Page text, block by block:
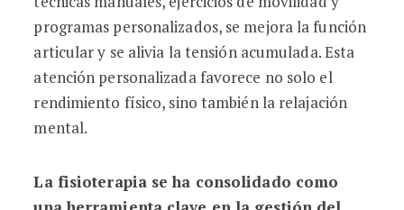
programas personalizados, se mejora la función
articular y se alivia la tensión acumulada. Esta
atención personalizada favorece no solo el
rendimiento físico, sino también la relajación
mental.
La fisioterapia se ha consolidado como